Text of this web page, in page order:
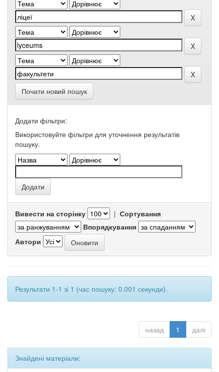
Почати новий пошук
Додати фільтри:
Використовуйте фільтри для уточнення результатів
пошуку.
Вивести на сторінку | Сортування
Впорядкування
Автори
Результати 1-1 зі 1 (час пошуку: 0.001 секунди).
назад 1 далі
Знайдені матеріали: